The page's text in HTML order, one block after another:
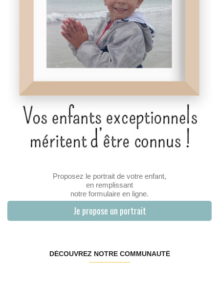
Proposez le portrait de votre enfant,
en remplissant
notre formulaire en ligne.
Je propose un portrait
DÉCOUVREZ NOTRE COMMUNAUTÉ